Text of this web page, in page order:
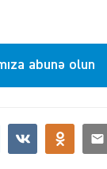
abunə olun